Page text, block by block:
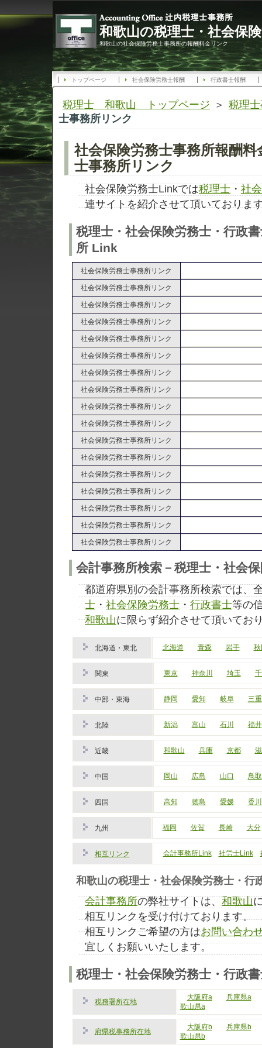
和歌山の税理士・社会保
和歌山の社会保険労務士事務所の報酬料金リンク
トップページ 社会保険労務士報酬 行政書士報酬
税理士 和歌山 トップページ ＞ 税理
士事務所リンク
社会保険労務士事務所報酬
士事務所リンク
社会保険労務士Linkでは税理士 ・ 社
連サイトを紹介させて頂いておりま
税理士・社会保険労務士・行政
所 Link
社会保険労務士事務所リンク
社会保険労務士事務所リンク
社会保険労務士事務所リンク
社会保険労務士事務所リンク
社会保険労務士事務所リンク
社会保険労務士事務所リンク
社会保険労務士事務所リンク
社会保険労務士事務所リンク
社会保険労務士事務所リンク
社会保険労務士事務所リンク
社会保険労務士事務所リンク
社会保険労務士事務所リンク
社会保険労務士事務所リンク
社会保険労務士事務所リンク
社会保険労務士事務所リンク
社会保険労務士事務所リンク
社会保険労務士事務所リンク
会計事務所検索－税理士・社会
都道府県別の会計事務所検索では、
士 ・ 社会保険労務士 ・ 行政書士等の
和歌山に限らず紹介させて頂いてお
北海道・東北 北海道 青森 岩手 秋
関東 東京 神奈川 埼玉
中部・東海 静岡 愛知 岐阜 三重
北陸 新潟 富山 石川 福井
近畿 和歌山 兵庫 京都
中国 岡山 広島 山口 鳥取
四国 高知 徳島 愛媛 香川
九州 福岡 佐賀 長崎 大分
相互リンク 会計事務所Link 社労士Link
和歌山の税理士・社会保険労務士・行
会計事務所の弊社サイトは、 和歌山
相互リンクを受け付けております。
相互リンクご希望の方はお問い合わ
宜しくお願いいたします。
税理士・社会保険労務士・行政
税務署所在地
大阪府a
兵庫県a
歌山県a
府県税事務所在地
大阪府b
兵庫県b
歌山県b